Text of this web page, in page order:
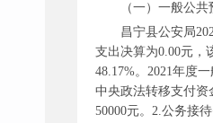
（一）一般公
昌宁县公安局
支出决算为0.00元，
48.17%。2021年度
中央政法转移支付
50000元。2.公务接